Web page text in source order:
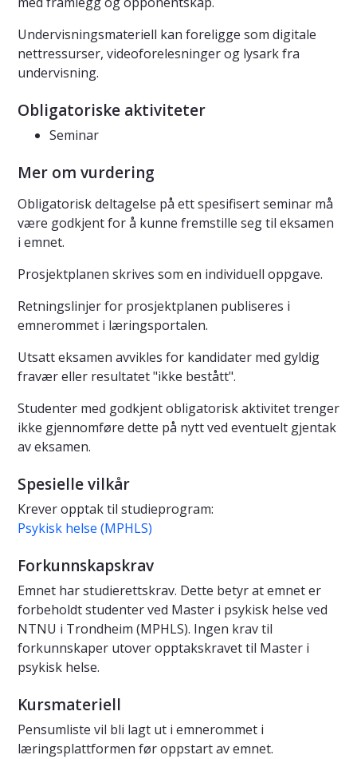
Undervisningsmateriell kan foreligge som digitale
nettressurser, videoforelesninger og lysark fra
undervisning.
Obligatoriske aktiviteter
Seminar
Mer om vurdering
Obligatorisk deltagelse på ett spesifisert seminar må
være godkjent for å kunne fremstille seg til eksamen
i emnet.
Prosjektplanen skrives som en individuell oppgave.
Retningslinjer for prosjektplanen publiseres i
emnerommet i læringsportalen.
Utsatt eksamen avvikles for kandidater med gyldig
fravær eller resultatet "ikke bestått".
Studenter med godkjent obligatorisk aktivitet trenger
ikke gjennomføre dette på nytt ved eventuelt gjentak
av eksamen.
Spesielle vilkår
Krever opptak til studieprogram:
Psykisk helse (MPHLS)
Forkunnskapskrav
Emnet har studierettskrav. Dette betyr at emnet er
forbeholdt studenter ved Master i psykisk helse ved
NTNU i Trondheim (MPHLS). Ingen krav til
forkunnskaper utover opptakskravet til Master i
psykisk helse.
Kursmateriell
Pensumliste vil bli lagt ut i emnerommet i
læringsplattformen før oppstart av emnet.